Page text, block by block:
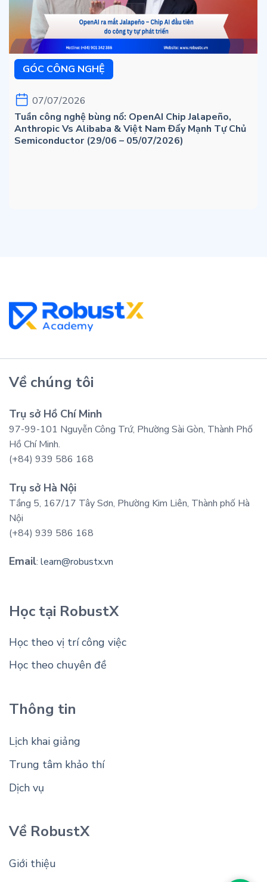
GÓC CÔNG NGHỆ
07/07/2026
Tuần công nghệ bùng nổ: OpenAI Chip Jalapeño,
Anthropic Vs Alibaba & Việt Nam Đẩy Mạnh Tự Chủ
Semiconductor (29/06 – 05/07/2026)
Về chúng tôi
Trụ sở Hồ Chí Minh
97-99-101 Nguyễn Công Trứ, Phường Sài Gòn, Thành Phố
Hồ Chí Minh.
(+84) 939 586 168
Trụ sở Hà Nội
Tầng 5, 167/17 Tây Sơn, Phường Kim Liên, Thành phố Hà
Nội
(+84) 939 586 168
Email: learn@robustx.vn
Học tại RobustX
Học theo vị trí công việc
Học theo chuyên đề
Thông tin
Lịch khai giảng
Trung tâm khảo thí
Dịch vụ
Về RobustX
Giới thiệu